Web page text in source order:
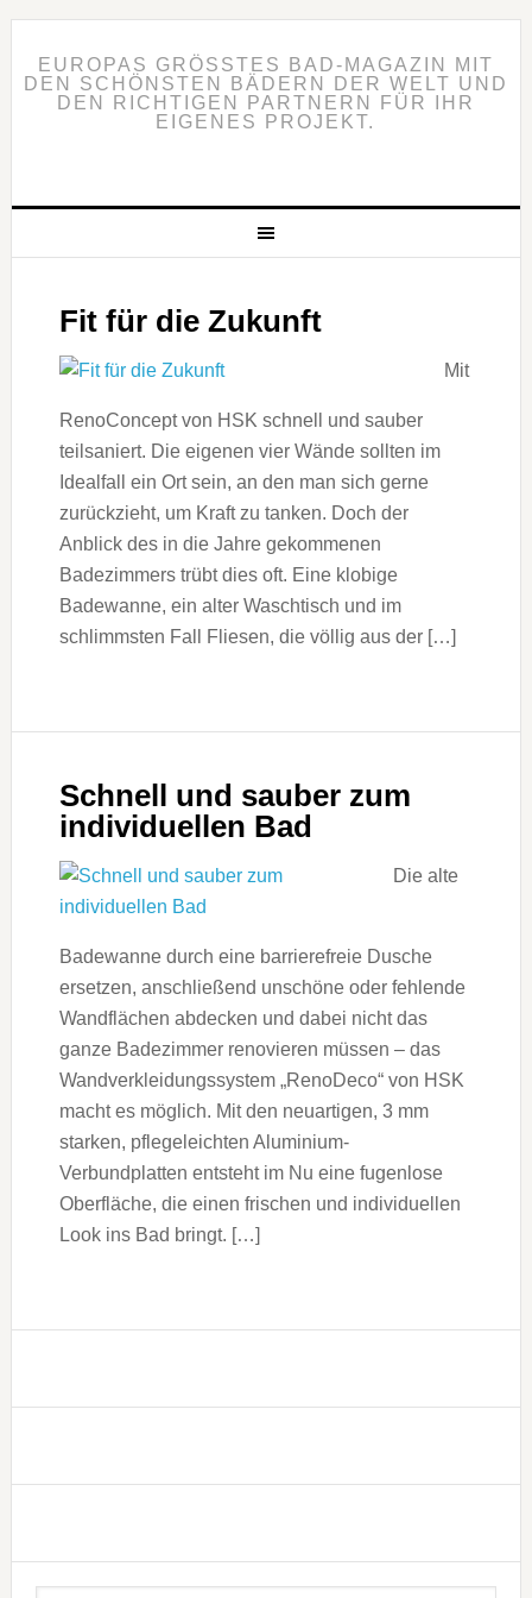
EUROPAS GRÖSSTES BAD-MAGAZIN MIT D
EN SCHÖNSTEN BÄDERN DER WELT UND D
EN RICHTIGEN PARTNERN FÜR IHR E
IGENES PROJEKT.
Fit für die Zukunft
Mit
RenoConcept von HSK schnell und sauber
teilsaniert. Die eigenen vier Wände sollten im
Idealfall ein Ort sein, an den man sich gerne
zurückzieht, um Kraft zu tanken. Doch der
Anblick des in die Jahre gekommenen
Badezimmers trübt dies oft. Eine klobige
Badewanne, ein alter Waschtisch und im
schlimmsten Fall Fliesen, die völlig aus der […]
Schnell und sauber zum
individuellen Bad
Die alte
Badewanne durch eine barrierefreie Dusche
ersetzen, anschließend unschöne oder fehlende
Wandflächen abdecken und dabei nicht das
ganze Badezimmer renovieren müssen – das
Wandverkleidungssystem „RenoDeco“ von HSK
macht es möglich. Mit den neuartigen, 3 mm
starken, pflegeleichten Aluminium-
Verbundplatten entsteht im Nu eine fugenlose
Oberfläche, die einen frischen und individuellen
Look ins Bad bringt. […]